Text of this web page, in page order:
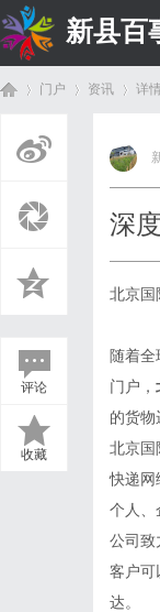
新县百
门户 资讯
›
详
评论
收藏
深
北京国
随着
门户，
的货物
北京国
快递网
个人、
公司致
客户可
达。